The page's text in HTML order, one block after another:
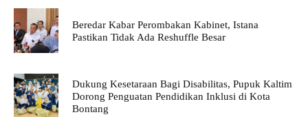
Beredar Kabar Perombakan Kabinet, Istana
Pastikan Tidak Ada Reshuffle Besar
Dukung Kesetaraan Bagi Disabilitas, Pupuk Kaltim
Dorong Penguatan Pendidikan Inklusi di Kota
Bontang